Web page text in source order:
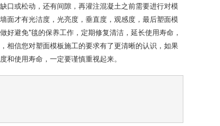
口或松动，还有间隙，再灌注混凝土之前需要进行对模
面才有光洁度，光亮度，垂直度，观感度，最后塑面模
避免*毯的保养工作，定期修复清洁，延长使用寿命，
相信您对塑面模板施工的要求有了更清晰的认识，如果
使用寿命，一定要谨慎重视起来。